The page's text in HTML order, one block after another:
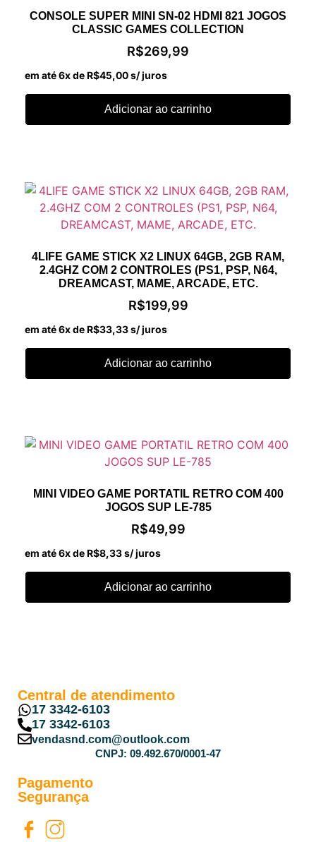
CONSOLE SUPER MINI SN-02 HDMI 821 JOGOS
CLASSIC GAMES COLLECTION
R$269,99
em até 6x de R$45,00s/ juros
Adicionar ao carrinho
4LIFE GAME STICK X2 LINUX 64GB, 2GB RAM,
2.4GHZ COM 2 CONTROLES (PS1, PSP, N64,
DREAMCAST, MAME, ARCADE, ETC.
R$199,99
em até 6x de R$33,33s/ juros
Adicionar ao carrinho
MINI VIDEO GAME PORTATIL RETRO COM 400
JOGOS SUP LE-785
R$49,99
em até 6x de R$8,33s/ juros
Adicionar ao carrinho
Central de atendimento
17 3342-6103
17 3342-6103
vendasnd.com@outlook.com
CNPJ: 09.492.670/0001-47
Pagamento
Segurança